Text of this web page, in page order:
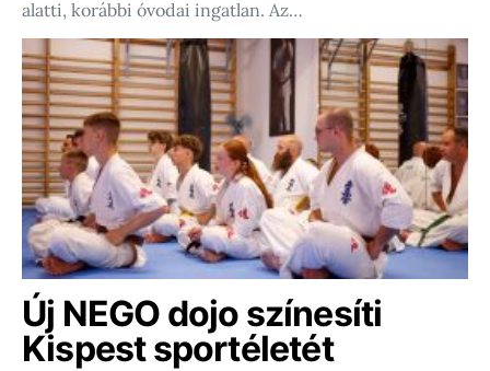
alatti, korábbi óvodai ingatlan. Az…
Új NEGO dojo színesíti
Kispest sportéletét